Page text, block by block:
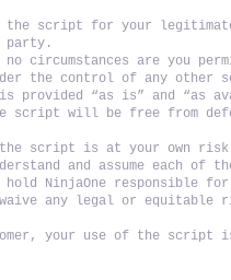
script for your
party.
circumstances are you
the control of any other
provided “as is” and “as
script will be free from
script is at your own
and assume each of
NinjaOne responsible
any legal or equitable
your use of the script